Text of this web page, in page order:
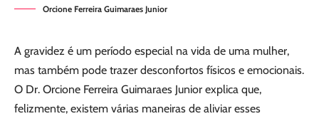
Orcione Ferreira Guimaraes Junior
A gravidez é um período especial na vida de uma mulher,
mas também pode trazer desconfortos físicos e emocionais.
O Dr. Orcione Ferreira Guimaraes Junior explica que,
felizmente, existem várias maneiras de aliviar esses